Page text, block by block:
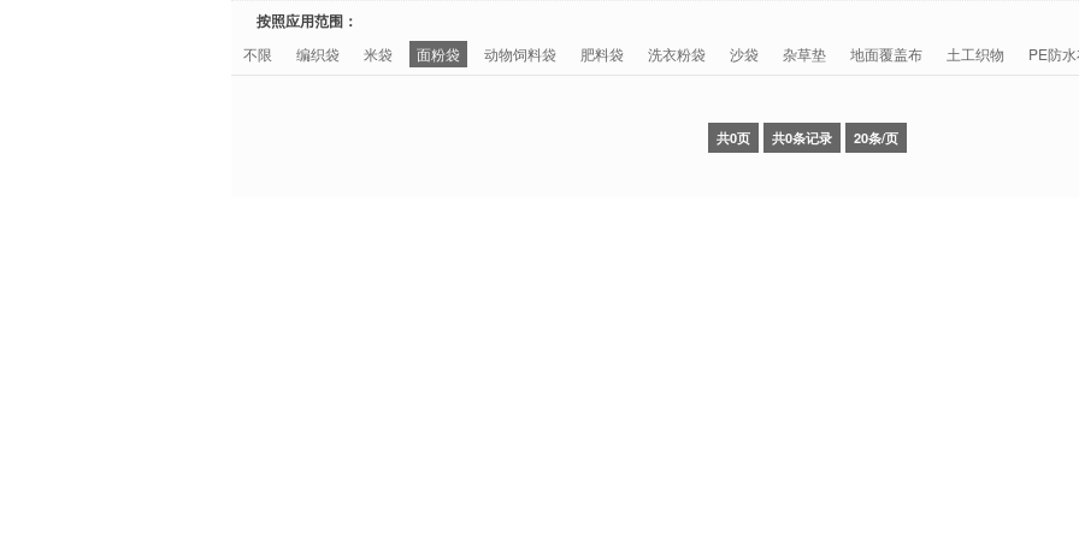
按照应用范围：
不限 编织袋 米袋 面粉袋 动物饲料袋 肥料袋 洗衣粉袋 沙袋 杂草垫 地面覆盖布 土工织物 PE防
共0页 共0条记录 20条/页